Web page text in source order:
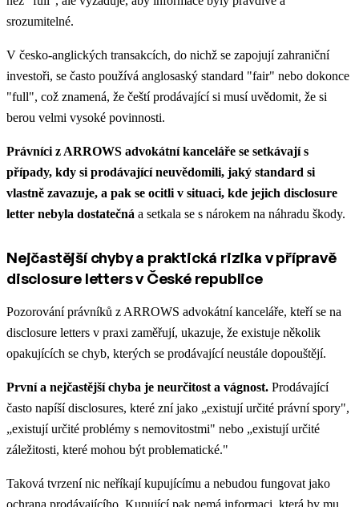
srozumitelné.
V česko-anglických transakcích, do nichž se zapojují zahraniční
investoři, se často používá anglosaský standard "fair" nebo dokonce
"full", což znamená, že čeští prodávající si musí uvědomit, že si
berou velmi vysoké povinnosti.
Právníci z ARROWS advokátní kanceláře se setkávají s
případy, kdy si prodávající neuvědomili, jaký standard si
vlastně zavazuje, a pak se ocitli v situaci, kde jejich disclosure
letter nebyla dostatečná a setkala se s nárokem na náhradu škody.
Nejčastější chyby a praktická rizika v přípravě
disclosure letters v České republice
Pozorování právníků z ARROWS advokátní kanceláře, kteří se na
disclosure letters v praxi zaměřují, ukazuje, že existuje několik
opakujících se chyb, kterých se prodávající neustále dopouštějí.
První a nejčastější chyba je neurčitost a vágnost. Prodávající
často napíší disclosures, které zní jako „existují určité právní spory",
„existují určité problémy s nemovitostmi" nebo „existují určité
záležitosti, které mohou být problematické."
Taková tvrzení nic neříkají kupujícímu a nebudou fungovat jako
ochrana prodávajícího. Kupující pak nemá informaci, která by mu